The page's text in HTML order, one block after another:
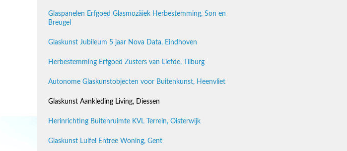
Glaspanelen Erfgoed Glasmozäiek Herbestemming, Son en
Breugel
Glaskunst Jubileum 5 jaar Nova Data, Eindhoven
Herbestemming Erfgoed Zusters van Liefde, Tilburg
Autonome Glaskunstobjecten voor Buitenkunst, Heenvliet
Glaskunst Aankleding Living, Diessen
Herinrichting Buitenruimte KVL Terrein, Oisterwijk
Glaskunst Luifel Entree Woning, Gent